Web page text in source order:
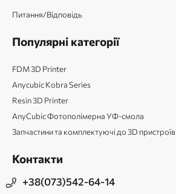
Питання/Відповідь
Популярні категорії
FDM 3D Printer
Anycubic Kobra Series
Resin 3D Printer
AnyCubic Фотополімерна УФ-смола
Запчастини та комплектуючі до 3D пристроїв
Контакти
+38(073)542-64-14